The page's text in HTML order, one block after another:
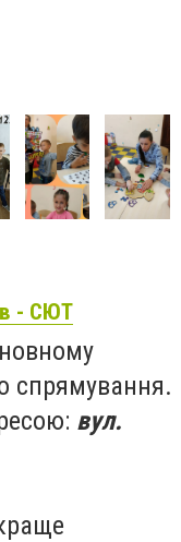
- СЮТ
спрямування.
вул.